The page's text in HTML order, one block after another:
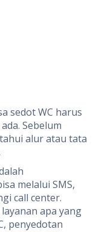
sedot WC harus
Sebelum
alur atau tata
melalui SMS,
call center.
apa yang
penyedotan